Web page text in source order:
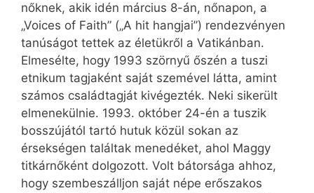
nőknek, akik idén március 8-án, nőnapon, a
„Voices of Faith” („A hit hangjai”) rendezvényen
tanúságot tettek az életükről a Vatikánban.
Elmesélte, hogy 1993 szörnyű őszén a tuszi
etnikum tagjaként saját szemével látta, amint
számos családtagját kivégezték. Neki sikerült
elmenekülnie. 1993. október 24-én a tuszik
bosszújától tartó hutuk közül sokan az
érsekségen találtak menedéket, ahol Maggy
titkárnőként dolgozott. Volt bátorsága ahhoz,
hogy szembeszálljon saját népe erőszakos